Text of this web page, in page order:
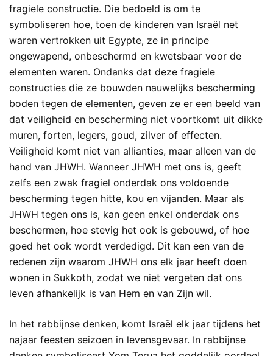
fragiele constructie. Die bedoeld is om te
symboliseren hoe, toen de kinderen van Israël net
waren vertrokken uit Egypte, ze in principe
ongewapend, onbeschermd en kwetsbaar voor de
elementen waren. Ondanks dat deze fragiele
constructies die ze bouwden nauwelijks bescherming
boden tegen de elementen, geven ze er een beeld van
dat veiligheid en bescherming niet voortkomt uit dikke
muren, forten, legers, goud, zilver of effecten.
Veiligheid komt niet van allianties, maar alleen van de
hand van JHWH. Wanneer JHWH met ons is, geeft
zelfs een zwak fragiel onderdak ons voldoende
bescherming tegen hitte, kou en vijanden. Maar als
JHWH tegen ons is, kan geen enkel onderdak ons
beschermen, hoe stevig het ook is gebouwd, of hoe
goed het ook wordt verdedigd. Dit kan een van de
redenen zijn waarom JHWH ons elk jaar heeft doen
wonen in Sukkoth, zodat we niet vergeten dat ons
leven afhankelijk is van Hem en van Zijn wil.
In het rabbijnse denken, komt Israël elk jaar tijdens het
najaar feesten seizoen in levensgevaar. In rabbijnse